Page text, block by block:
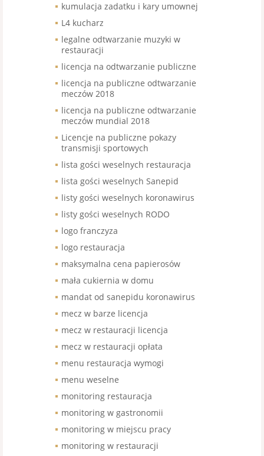
kumulacja zadatku i kary umownej
L4 kucharz
legalne odtwarzanie muzyki w
restauracji
licencja na odtwarzanie publiczne
licencja na publiczne odtwarzanie
meczów 2018
licencja na publiczne odtwarzanie
meczów mundial 2018
Licencje na publiczne pokazy
transmisji sportowych
lista gości weselnych restauracja
lista gości weselnych Sanepid
listy gości weselnych koronawirus
listy gości weselnych RODO
logo franczyza
logo restauracja
maksymalna cena papierosów
mała cukiernia w domu
mandat od sanepidu koronawirus
mecz w barze licencja
mecz w restauracji licencja
mecz w restauracji opłata
menu restauracja wymogi
menu weselne
monitoring restauracja
monitoring w gastronomii
monitoring w miejscu pracy
monitoring w restauracji